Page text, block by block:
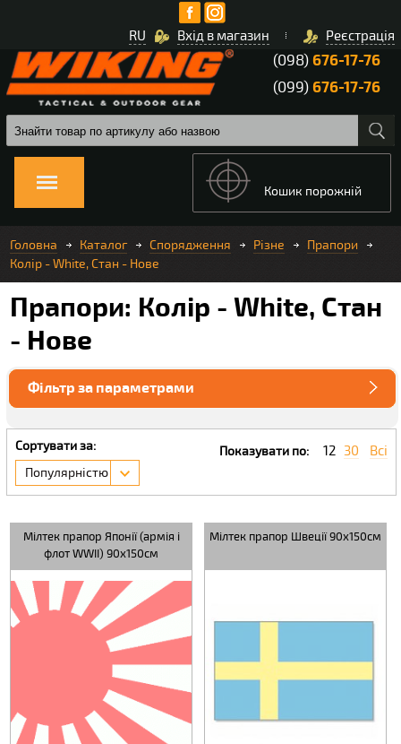
Вхід в магазин Реєстрація
RU
(098)676-17-76
(099)676-17-76
Кошик порожній
Головна Каталог Спорядження Різне
Прапори
Колір - White, Стан - Нове
Прапори: Колір - White, Стан
- Нове
Фільтр за параметрами
Сортувати за:
Популярністю
Показувати по: 12 30 Всі
Мілтек прапор Японії (армія і
флот WWII) 90х150см
Мілтек прапор Швеції 90х150см